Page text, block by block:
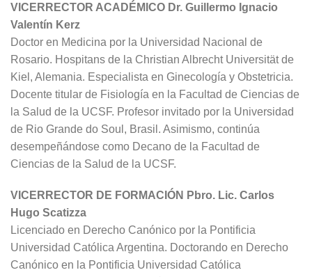
VICERRECTOR ACADÉMICO Dr. Guillermo Ignacio
Valentín Kerz
Doctor en Medicina por la Universidad Nacional de
Rosario. Hospitans de la Christian Albrecht Universität de
Kiel, Alemania. Especialista en Ginecología y Obstetricia.
Docente titular de Fisiología en la Facultad de Ciencias de
la Salud de la UCSF. Profesor invitado por la Universidad
de Rio Grande do Soul, Brasil. Asimismo, continúa
desempeñándose como Decano de la Facultad de
Ciencias de la Salud de la UCSF.
VICERRECTOR DE FORMACIÓN Pbro. Lic. Carlos
Hugo Scatizza
Licenciado en Derecho Canónico por la Pontificia
Universidad Católica Argentina. Doctorando en Derecho
Canónico en la Pontificia Universidad Católica